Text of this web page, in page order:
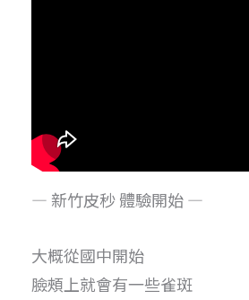
— 新竹皮秒 體驗開始 —
大概從國中開始
臉頰上就會有一些雀斑